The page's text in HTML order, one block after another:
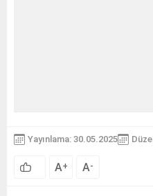
Yayınlama: 30.05.2025
A+ A-